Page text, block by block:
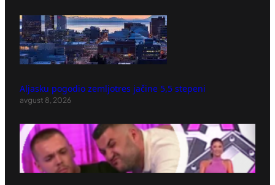
Aljasku pogodio zemljotres jačine 5,5 stepeni
avgust 8, 2026